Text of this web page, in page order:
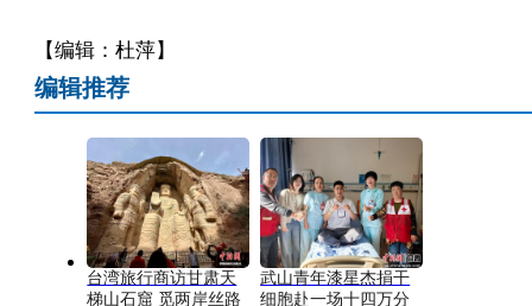
【编辑：杜萍】
编辑推荐
台湾旅行商访甘肃天
梯山石窟 觅两岸丝路
武山青年漆星杰捐干
细胞赴一场十四万分